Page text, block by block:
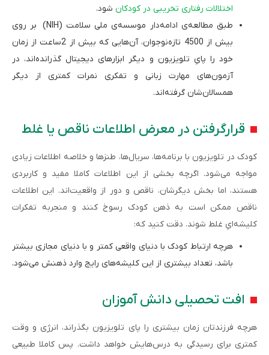
اختلالات رفتاری تخریبی در کودکان شود.
طبق مطالعه‌ی ادامه‌دار موسسه‌ی ملی سلامت (NIH) بر روی
بیش از 4500 تازه‌نوجوان، آن‌هایی که بیش از 2ساعت از زمان
خود را پایِ تلویزیون و دیگر ابزارهای دیجیتال گذرانده‌اند، در
آزمون‌های مهارت زبانی و تفکری نمرات کمتری از دیگر
همسالان‌شان گرفته‌اند.
قرارگرفتن در معرض اطلاعات ناقص یا غلط
کودک در تلویزیون با برنامه‌ها، سریال‌ها، طنزها و خلاصه اطلاعات زیادی
مواجه می‌شود. اگرچه بخشی از این اطلاعات کاملا مفید و کاربردی
هستند، اما بخش ‌دیگرشان، ناقص و دور از واقعیت‌اند. این اطلاعات
ناقص ممکن است به ذهن کودک رسوخ کنند و منجربه تفکرات
کلیشه‌ایِ غلط شوند. دقت کنید که:
هرچه ارتباط کودک با دنیای واقعی کمتر و با دنیای مجازی بیشتر
باشد، تعداد بیشتری از این کلیشه‌های رایج وارد ذهنش می‌شود.
افت تحصیلی دانش آموزان
هرچه فرزندتان زمان بیشتری را پای تلویزیون بگذراند، انرژی و وقت
کمتری برای رسیدگی به درس‌هایش خواهد داشت. پس کاملا طبیعی